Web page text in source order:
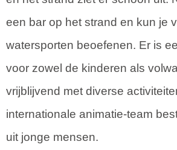
een bar op het strand en kun je
watersporten beoefenen. Er is
voor zowel de kinderen als
vrijblijvend met diverse
internationale animatie-team
uit jonge mensen.